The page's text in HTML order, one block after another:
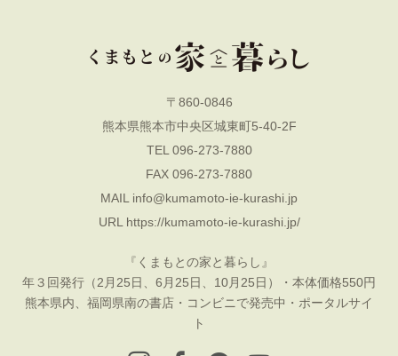
〒860-0846
熊本県熊本市中央区城東町5-40-2F
TEL 096-273-7880
FAX 096-273-7880
MAIL info@kumamoto-ie-kurashi.jp
URL https://kumamoto-ie-kurashi.jp/
『くまもとの家と暮らし』
年３回発行（2月25日、6月25日、10月25日）・本体価格550円
熊本県内、福岡県南の書店・コンビニで発売中・ポータルサイ
ト